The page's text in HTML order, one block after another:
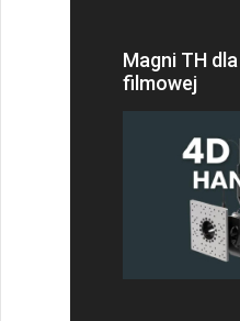
Magni TH
filmowej